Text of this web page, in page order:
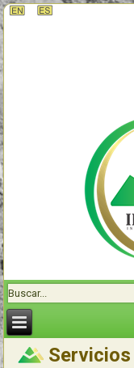
Servicios